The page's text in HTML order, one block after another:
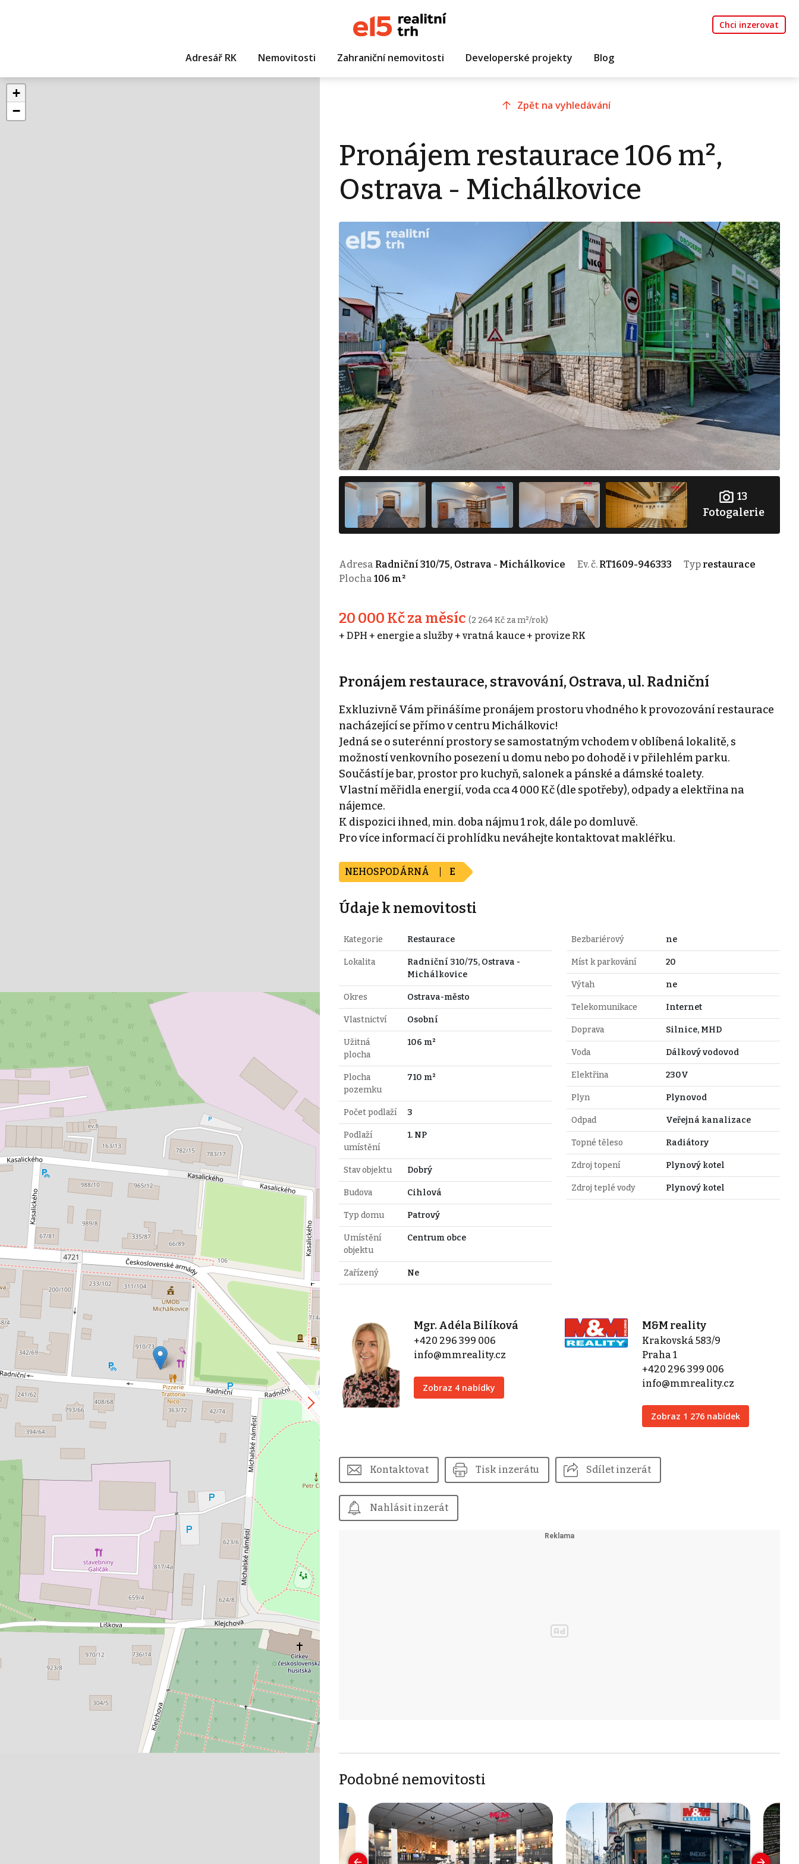
Chci inzerovat
Adresář RK Nemovitosti Zahraniční nemovitosti Developerské projekty Blog
+
−
Zpět na vyhledávání
Pronájem restaurace 106 m²,
Ostrava - Michálkovice
13
Fotogalerie
Adresa Radniční 310/75, Ostrava - Michálkovice Ev. č. RT1609-946333 Typ restaurace
Plocha 106 m²
20 000 Kč za měsíc (2 264 Kč za m²/rok)
+ DPH + energie a služby + vratná kauce + provize RK
Pronájem restaurace, stravování, Ostrava, ul. Radniční
Exkluzivně Vám přinášíme pronájem prostoru vhodného k provozování restaurace
nacházející se přímo v centru Michálkovic!
Jedná se o suterénní prostory se samostatným vchodem v oblíbená lokalitě, s
možností venkovního posezení u domu nebo po dohodě i v přilehlém parku.
Součástí je bar, prostor pro kuchyň, salonek a pánské a dámské toalety.
Vlastní měřidla energií, voda cca 4 000 Kč (dle spotřeby), odpady a elektřina na
nájemce.
K dispozici ihned, min. doba nájmu 1 rok, dále po domluvě.
Pro více informací či prohlídku neváhejte kontaktovat makléřku.
NEHOSPODÁRNÁ E
Údaje k nemovitosti
Kategorie Restaurace
Lokalita
Radniční 310/75, Ostrava -
Michálkovice
Okres Ostrava-město
Vlastnictví Osobní
Užitná
plocha
106 m²
Plocha
pozemku
710 m²
Počet podlaží 3
Podlaží
umístění
1. NP
Stav objektu Dobrý
Budova Cihlová
Typ domu Patrový
Umístění
objektu
Centrum obce
Zařízený Ne
Bezbariérový ne
Míst k parkování 20
Výtah ne
Telekomunikace Internet
Doprava Silnice, MHD
Voda Dálkový vodovod
Elektřina 230V
Plyn Plynovod
Odpad Veřejná kanalizace
Topné těleso Radiátory
Zdroj topení Plynový kotel
Zdroj teplé vody Plynový kotel
Mgr. Adéla Bilíková
+420 296 399 006
info@mmreality.cz
Zobraz 4 nabídky
M&M reality
Krakovská 583/9
Praha 1
+420 296 399 006
info@mmreality.cz
Zobraz 1 276 nabídek
Kontaktovat Tisk inzerátu Sdílet inzerát
Nahlásit inzerát
Podobné nemovitosti